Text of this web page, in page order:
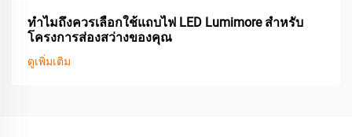
ทำไมถึงควรเลือกใช้แถบไฟ LED Lumimore สำหรับ
โครงการส่องสว่างของคุณ
ดูเพิ่มเติม